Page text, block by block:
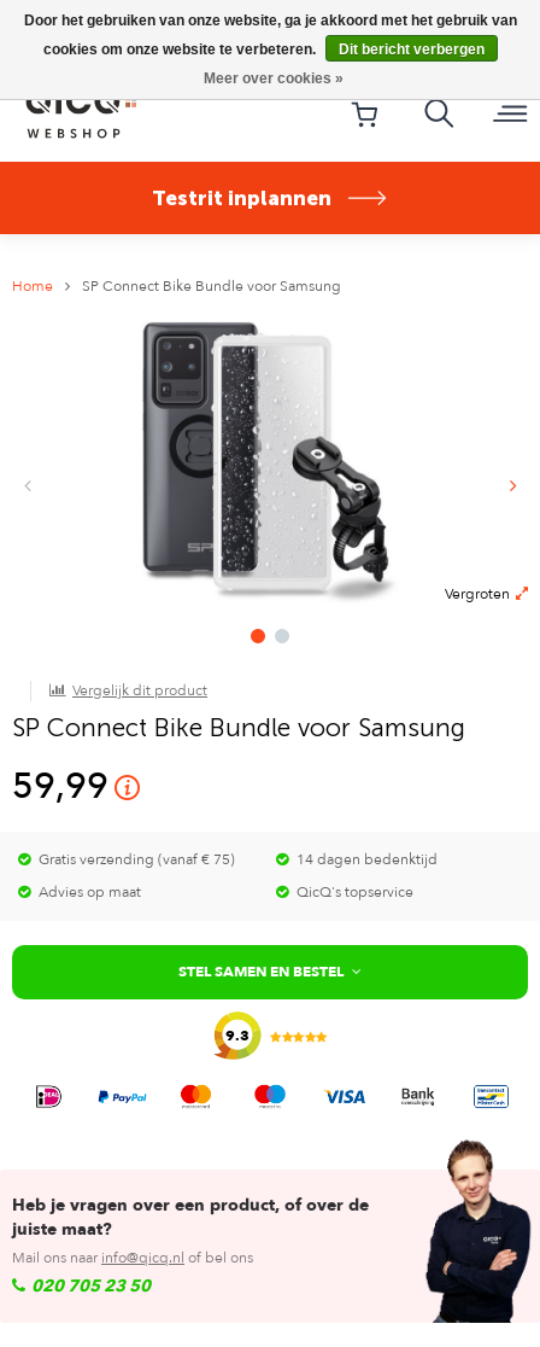
Riese & Müller Nevo5 Silent Core nu direct uit voorraad
leverbaar!
Testrit inplannen
Home SP Connect Bike Bundle voor Samsung
Vergroten
Vergelijk dit product
SP Connect Bike Bundle voor Samsung
59,99
Gratis verzending (vanaf € 75)
14 dagen bedenktijd
Advies op maat
QicQ's topservice
STEL SAMEN EN BESTEL
9.3
Heb je vragen over een product, of over de
juiste maat?
Mail ons naar info@qicq.nl of bel ons
020 705 23 50
Door het gebruiken van onze website, ga je akkoord met het gebruik van
cookies om onze website te verbeteren.
Dit bericht verbergen
Meer over cookies »